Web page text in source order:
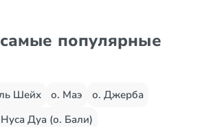
популярные
Шейх о. Маэ
о. Джерба
Нуса Дуа (о. Бали)